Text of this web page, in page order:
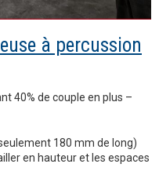
à percussion
40% de couple en plus –
180 mm de long)
en hauteur et les espaces